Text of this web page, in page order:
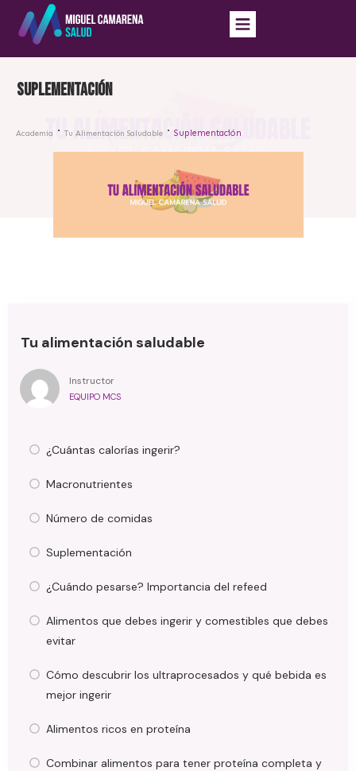
Suplementación
Academia Tu Alimentación Saludable Suplementación
Tu alimentación saludable
Instructor
EQUIPO MCS
¿Cuántas calorías ingerir?
Macronutrientes
Número de comidas
Suplementación
¿Cuándo pesarse? Importancia del refeed
Alimentos que debes ingerir y comestibles que debes
evitar
Cómo descubrir los ultraprocesados y qué bebida es
mejor ingerir
Alimentos ricos en proteína
Combinar alimentos para tener proteína completa y